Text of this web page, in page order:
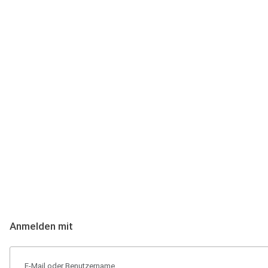
Anmelden mit